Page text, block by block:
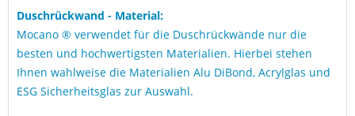
Duschrückwand - Material:
Mocano ® verwendet für die Duschrückwände nur die
besten und hochwertigsten Materialien. Hierbei stehen
Ihnen wahlweise die Materialien Alu DiBond, Acrylglas und
ESG Sicherheitsglas zur Auswahl.